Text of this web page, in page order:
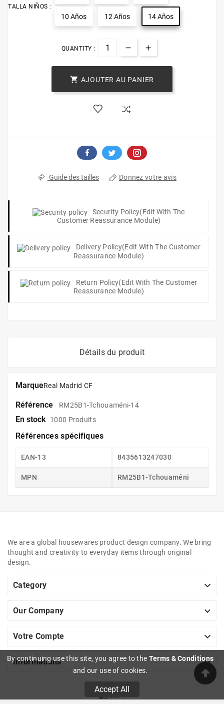
By continuing use this site, you agree to the Terms & Conditions
and our use of cookies.
Accept All
TALLA NIÑOS :
10 Años 12 Años 14 Años
QUANTITY :
 AJOUTER AU PANIER
Guide des tailles Donnez votre avis
Security Policy(edit With The
Customer Reassurance Module)
Delivery Policy(edit With The Customer
Reassurance Module)
Return Policy(edit With The Customer
Reassurance Module)
Détails du produit
MarqueReal Madrid CF
Référence RM25B1-Tchouaméni-14
En stock 1000 Produits
Références spécifiques
EAN-13 8435613247030
MPN RM25B1-Tchouaméni
We are a global housewares product design company. We bring
thought and creativity to everyday items through original
design.
Category 
Our Company 
Votre Compte 
Informations 